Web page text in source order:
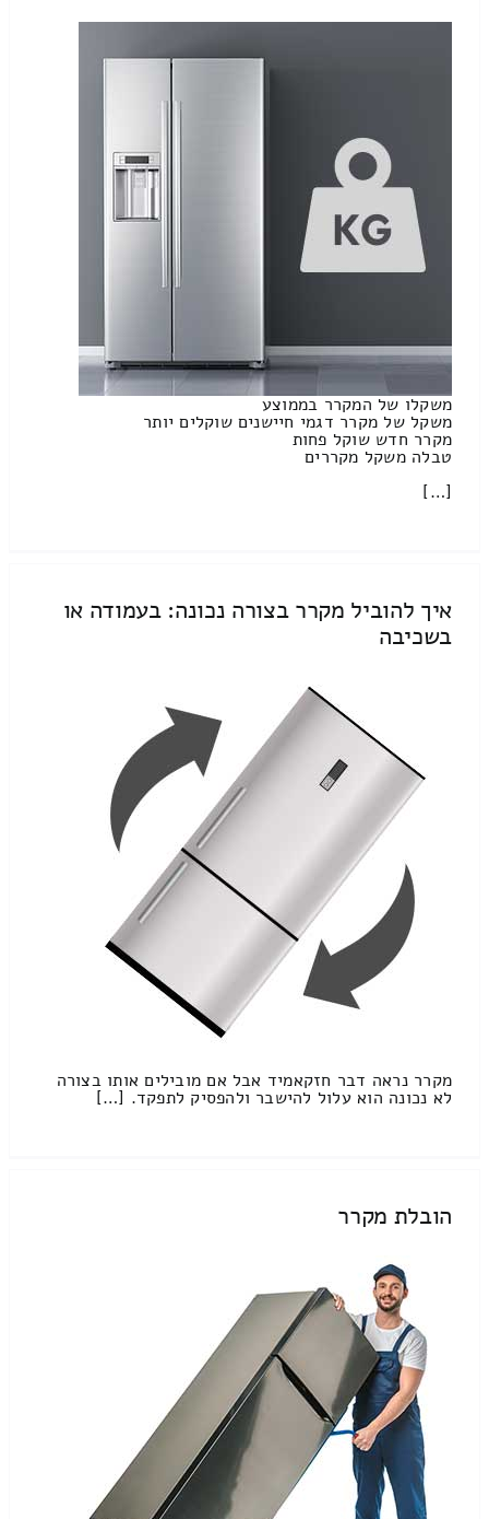
משקלו של המקרר בממוצע
משקל של מקרר דגמי חיישנים שוקלים יותר
מקרר חדש שוקל פחות
טבלה משקל מקררים
[…]
איך להוביל מקרר בצורה נכונה: בעמודה או
בשכיבה
מקרר נראה דבר חזקאמיד אבל אם מובילים אותו בצורה
לא נכונה הוא עלול להישבר ולהפסיק לתפקד. […]
הובלת מקרר